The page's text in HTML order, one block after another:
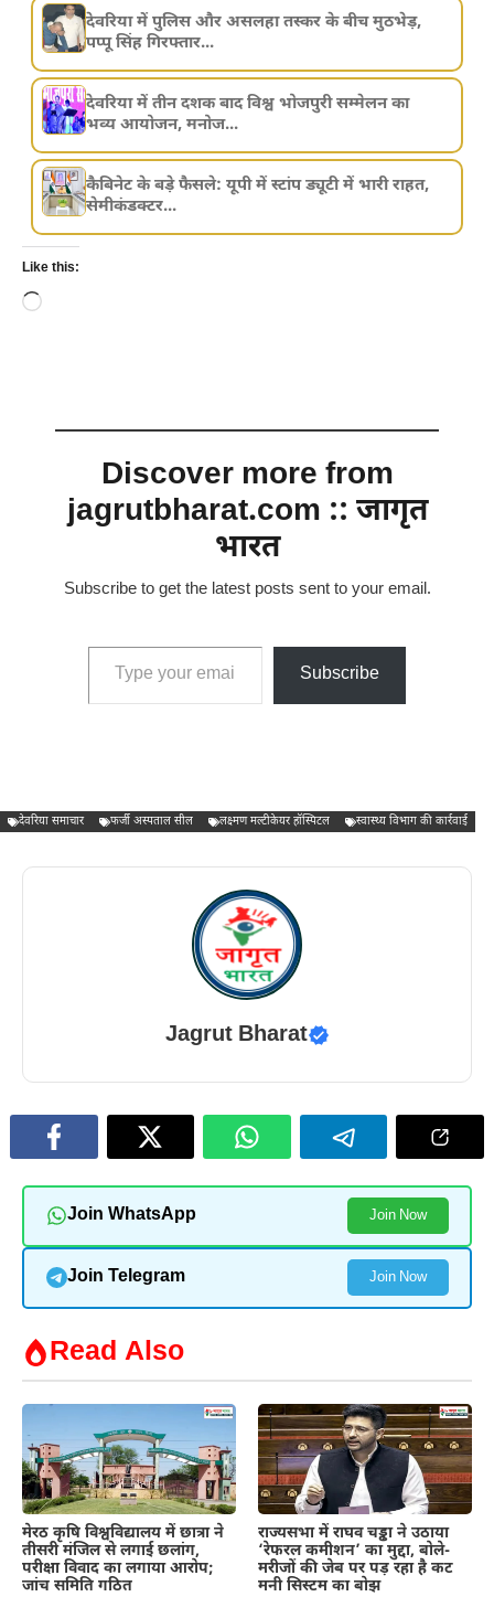
देवरिया में पुलिस और असलहा तस्कर के बीच मुठभेड़,
पप्पू सिंह गिरफ्तार...
देवरिया में तीन दशक बाद विश्व भोजपुरी सम्मेलन का
भव्य आयोजन, मनोज...
कैबिनेट के बड़े फैसले: यूपी में स्टांप ड्यूटी में भारी राहत,
सेमीकंडक्टर...
Like this:
Loading…
Discover more from
jagrutbharat.com :: जागृत
भारत
Subscribe to get the latest posts sent to your email.
Type your email…
Subscribe
देवरिया समाचार फर्जी अस्पताल सील लक्ष्मण मल्टीकेयर हॉस्पिटल स्वास्थ्य विभाग की कार्रवाई
Jagrut Bharat
Join WhatsApp Join Now
Join Telegram Join Now
Read Also
मेरठ कृषि विश्वविद्यालय में छात्रा ने
तीसरी मंजिल से लगाई छलांग,
परीक्षा विवाद का लगाया आरोप;
जांच समिति गठित
राज्यसभा में राघव चड्ढा ने उठाया
‘रेफरल कमीशन’ का मुद्दा, बोले-
मरीजों की जेब पर पड़ रहा है कट
मनी सिस्टम का बोझ